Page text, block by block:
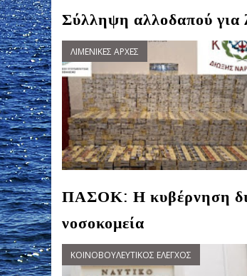
Σύλληψη αλλοδαπού για
ΛΙΜΕΝΙΚΕΣ ΑΡΧΕΣ
ΠΑΣΟΚ: Η κυβέρνηση
νοσοκομεία
ΚΟΙΝΟΒΟΥΛΕΥΤΙΚΟΣ ΕΛΕΓΧΟΣ